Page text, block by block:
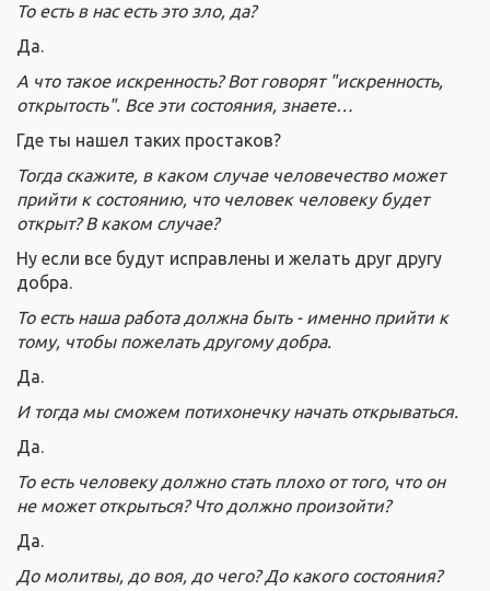
То есть в нас есть это зло, да?
Да.
А что такое искренность? Вот говорят "искренность,
открытость". Все эти состояния, знаете…
Где ты нашел таких простаков?
Тогда скажите, в каком случае человечество может
прийти к состоянию, что человек человеку будет
открыт? В каком случае?
Ну если все будут исправлены и желать друг другу
добра.
То есть наша работа должна быть - именно прийти к
тому, чтобы пожелать другому добра.
Да.
И тогда мы сможем потихонечку начать открываться.
Да.
То есть человеку должно стать плохо от того, что он
не может открыться? Что должно произойти?
Да.
До молитвы, до воя, до чего? До какого состояния?